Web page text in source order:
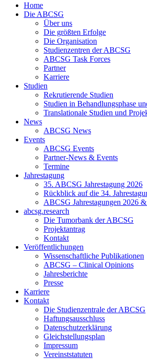
Home
Die ABCSG
Über uns
Die größten Erfolge
Die Organisation
Studienzentren der ABCSG
ABCSG Task Forces
Partner
Karriere
Studien
Rekrutierende Studien
Studien in Behandlungsphase
Translationale Studien und
News
ABCSG News
Events
ABCSG Events
Partner-News & Events
Termine
Jahrestagung
35. ABCSG Jahrestagung 2026
Rückblick auf die 34.
ABCSG Jahrestagungen 2026
abcsg.research
Die Tumorbank der ABCSG
Projektantrag
Kontakt
Veröffentlichungen
Wissenschaftliche Publikationen
ABCSG – Clinical Opinions
Jahresberichte
Presse
Karriere
Kontakt
Die Studienzentrale der ABCSG
Haftungsausschluss
Datenschutzerklärung
Gleichstellungsplan
Impressum
Vereinststatuten